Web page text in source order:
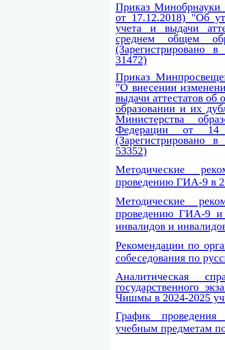
Приказ Минобрнауки
от 17.12.2018) "Об
учета и выдачи
среднем общем
(Зарегистрировано
31472)
Приказ
"О внесении
выдачи аттестатов
образовании и их
Министерства
Федерации от
(Зарегистрировано
53352)
Методические
проведению ГИА-9 в
Методические
проведению ГИА-9
инвалидов и
Рекомендации по
собеседования по
Аналитическая
Чишмы в 2024-2025
График
учебным предметам